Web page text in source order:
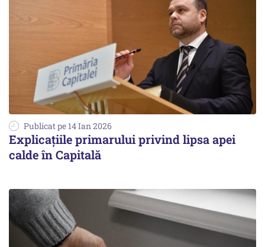
Publicat pe 14 Ian 2026
Explicațiile primarului privind lipsa apei
calde în Capitală